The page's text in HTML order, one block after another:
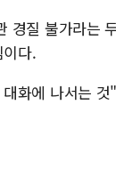
경질 불가라는
다.
화에 나서는